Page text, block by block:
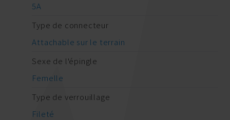
5A
Type de connecteur
Attachable sur le terrain
Sexe de l'épingle
Femelle
Type de verrouillage
Fileté